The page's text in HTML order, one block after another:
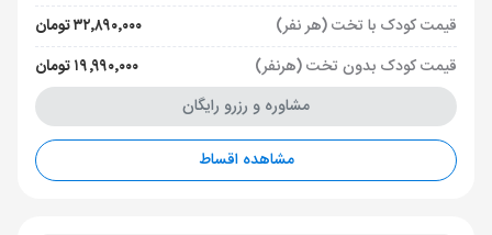
قیمت کودک با تخت (هر نفر)
۳۲٬۸۹۰٬۰۰۰ تومان
قیمت کودک بدون تخت (هرنفر)
۱۹٬۹۹۰٬۰۰۰ تومان
مشاوره و رزرو رایگان
مشاهده اقساط